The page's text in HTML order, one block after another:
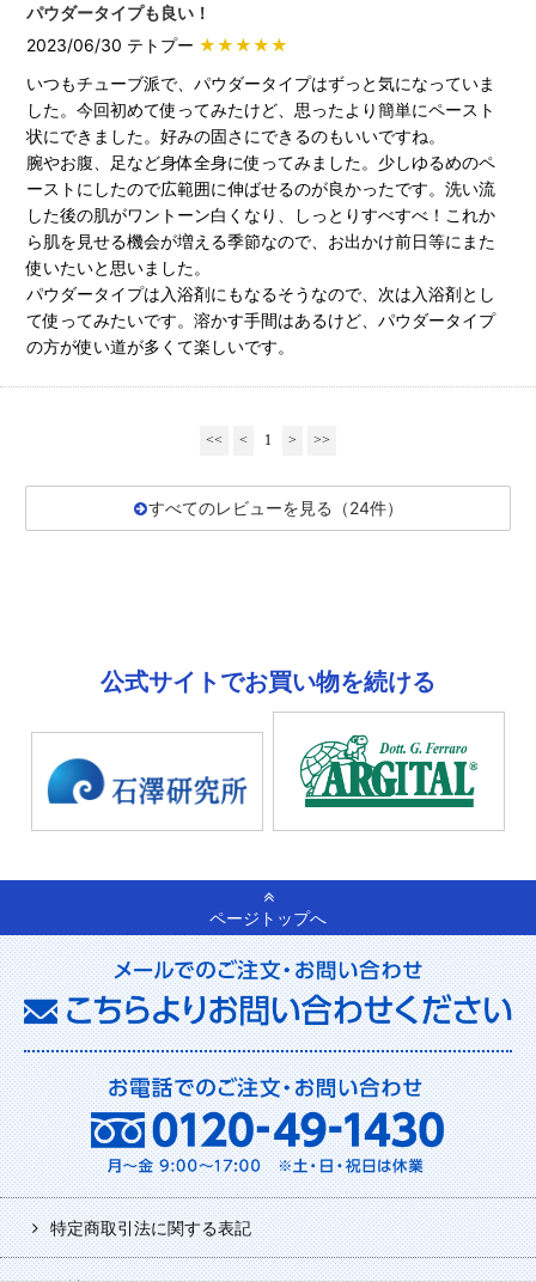
パウダータイプも良い！
2023/06/30 テトプー ★★★★★
いつもチューブ派で、パウダータイプはずっと気になっていま
した。今回初めて使ってみたけど、思ったより簡単にペースト
状にできました。好みの固さにできるのもいいですね。
腕やお腹、足など身体全身に使ってみました。少しゆるめのペ
ーストにしたので広範囲に伸ばせるのが良かったです。洗い流
した後の肌がワントーン白くなり、しっとりすべすべ！これか
ら肌を見せる機会が増える季節なので、お出かけ前日等にまた
使いたいと思いました。
パウダータイプは入浴剤にもなるそうなので、次は入浴剤とし
て使ってみたいです。溶かす手間はあるけど、パウダータイプ
の方が使い道が多くて楽しいです。
<< < 1 > >>
すべてのレビューを見る（24件）
公式サイトでお買い物を続ける
ページトップへ
特定商取引法に関する表記